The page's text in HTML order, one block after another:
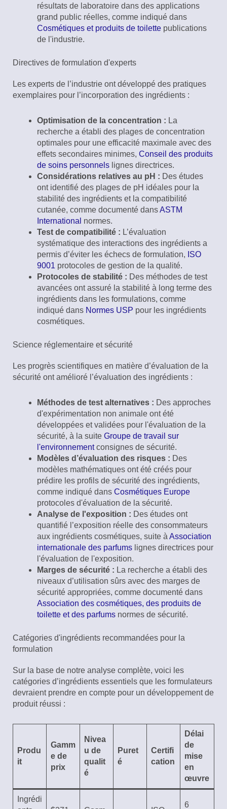
résultats de laboratoire dans des applications
grand public réelles, comme indiqué dans
Cosmétiques et produits de toilette publications
de l'industrie.
Directives de formulation d'experts
Les experts de l’industrie ont développé des pratiques
exemplaires pour l’incorporation des ingrédients :
Optimisation de la concentration : La
recherche a établi des plages de concentration
optimales pour une efficacité maximale avec des
effets secondaires minimes, Conseil des produits
de soins personnels lignes directrices.
Considérations relatives au pH : Des études
ont identifié des plages de pH idéales pour la
stabilité des ingrédients et la compatibilité
cutanée, comme documenté dansASTM
International normes.
Test de compatibilité : L’évaluation
systématique des interactions des ingrédients a
permis d’éviter les échecs de formulation, ISO
9001 protocoles de gestion de la qualité.
Protocoles de stabilité : Des méthodes de test
avancées ont assuré la stabilité à long terme des
ingrédients dans les formulations, comme
indiqué dans Normes USP pour les ingrédients
cosmétiques.
Science réglementaire et sécurité
Les progrès scientifiques en matière d’évaluation de la
sécurité ont amélioré l’évaluation des ingrédients :
Méthodes de test alternatives : Des approches
d'expérimentation non animale ont été
développées et validées pour l'évaluation de la
sécurité, à la suite Groupe de travail sur
l'environnementconsignes de sécurité.
Modèles d’évaluation des risques : Des
modèles mathématiques ont été créés pour
prédire les profils de sécurité des ingrédients,
comme indiqué dans Cosmétiques Europe
protocoles d'évaluation de la sécurité.
Analyse de l'exposition : Des études ont
quantifié l’exposition réelle des consommateurs
aux ingrédients cosmétiques, suite à Association
internationale des parfums lignes directrices pour
l'évaluation de l'exposition.
Marges de sécurité : La recherche a établi des
niveaux d’utilisation sûrs avec des marges de
sécurité appropriées, comme documenté dans
Association des cosmétiques, des produits de
toilette et des parfums normes de sécurité.
Catégories d'ingrédients recommandées pour la
formulation
Sur la base de notre analyse complète, voici les
catégories d’ingrédients essentiels que les formulateurs
devraient prendre en compte pour un développement de
produit réussi :
Produ
it
Gamm
e de
prix
Nivea
u de
qualit
é
Puret
é
Certifi
cation
Délai
de
mise
en
œuvre
Ingrédi
6